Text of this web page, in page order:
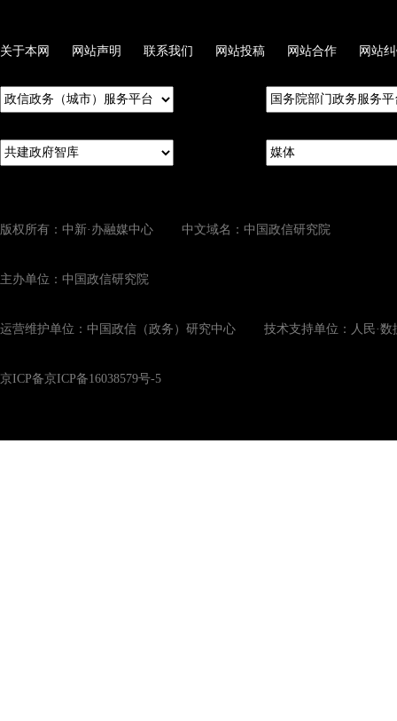
关于本网 网站声明 联系我们 网站投稿 网站合作 网站
版权所有：中新·办融媒中心 中文域名：中国政信研究院
主办单位：中国政信研究院
运营维护单位：中国政信（政务）研究中心 技术支持单位：人民·数
京ICP备京ICP备16038579号-5